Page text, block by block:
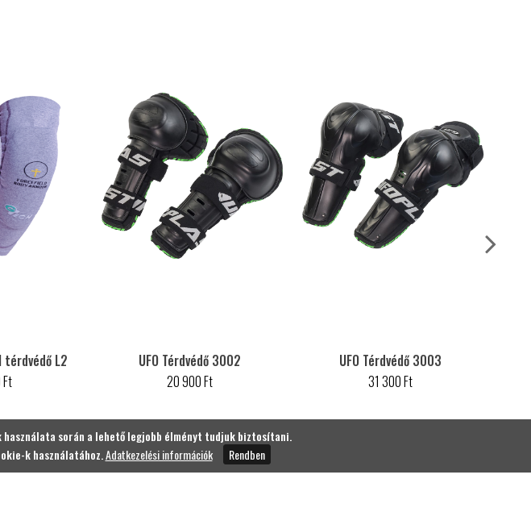
térdvédő L2
UFO Térdvédő 3002
20 900 Ft
UFO Térdvédő 3003
31 300 Ft
során a lehető legjobb élményt tudjuk biztosítani.
k használatához.Adatkezelési információk Rendben